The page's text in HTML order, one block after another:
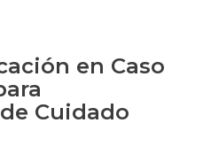
en Caso
Cuidado